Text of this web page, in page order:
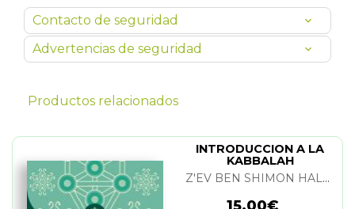
Contacto de seguridad
Advertencias de seguridad
Productos relacionados
INTRODUCCION A LA
KABBALAH
Z'EV BEN SHIMON HALEVI